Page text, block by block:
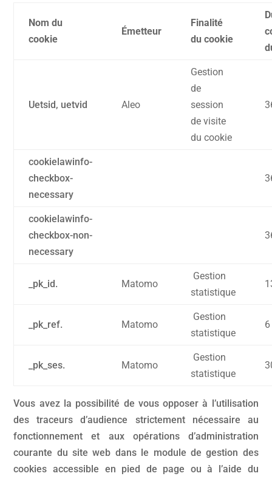
Nom du
cookie
Émetteur
Finalité
du cookie
Uetsid, uetvid Aleo
Gestion
de
session
de visite
du cookie
cookielawinfo-
checkbox-
necessary
cookielawinfo-
checkbox-non-
necessary
_pk_id. Matomo
Gestion
statistique
_pk_ref. Matomo
Gestion
statistique
_pk_ses. Matomo
Gestion
statistique
Vous avez la possibilité de vous opposer à l’utilisation
des traceurs d’audience strictement nécessaire au
fonctionnement et aux opérations d’administration
courante du site web dans le module de gestion des
cookies accessible en pied de page ou à l’aide du